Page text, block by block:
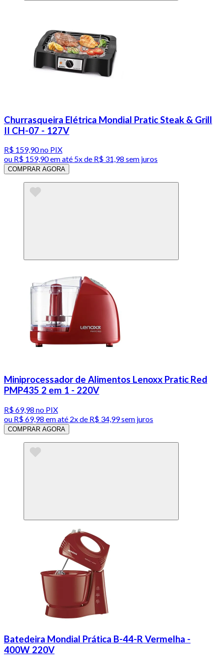
Churrasqueira Elétrica Mondial Pratic Steak & Grill
II CH-07 - 127V
R$ 159,90no PIX
ou R$ 159,90em até 5x de R$ 31,98 sem juros
COMPRAR AGORA
Miniprocessador de Alimentos Lenoxx Pratic Red
PMP435 2 em 1 - 220V
R$ 69,98 no PIX
ou R$ 69,98 em até 2x de R$ 34,99 sem juros
COMPRAR AGORA
Batedeira Mondial Prática B-44-R Vermelha -
400W 220V